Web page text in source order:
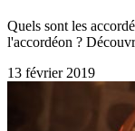
Quels sont les
l'accordéon ?
13 février 2019